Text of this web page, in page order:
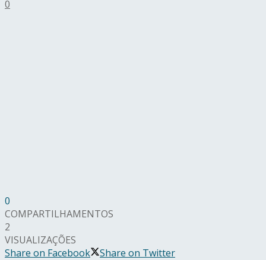
0
0
COMPARTILHAMENTOS
2
VISUALIZAÇÕES
Share on Facebook
Share on Twitter